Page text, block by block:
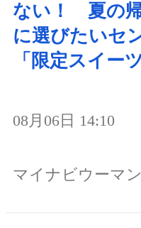
ない！ 夏の
に選びたいセ
「限定スイー
08月06日 14:10
マイナビウーマン